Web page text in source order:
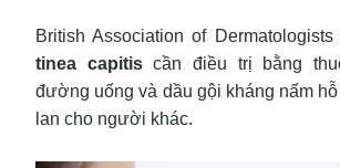
British Association of
tinea capitiscần điều trị bằng
đường uống và dầu gội kháng nấm
lan cho người khác.